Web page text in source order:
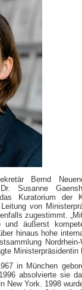
Bernd
Susanne
Kuratorium der
von
zugestimmt.
und äußerst
hinaus hohe
Ministerpräsidentin
in München
absolvierte sie
New York. 1998